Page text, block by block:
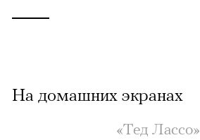
На домашних экранах
«Тед Лассо»